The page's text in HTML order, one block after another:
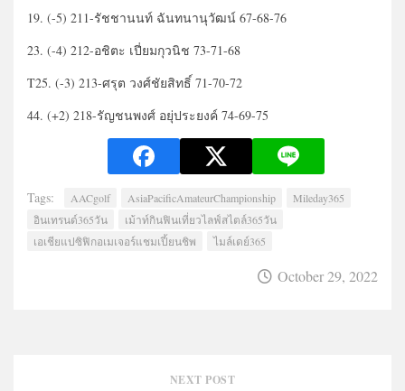
19. (-5) 211-รัชชานนท์ ฉันทนานุวัฒน์ 67-68-76
23. (-4) 212-อชิตะ เปี่ยมกุวนิช 73-71-68
T25. (-3) 213-ศรุต วงศ์ชัยสิทธิ์ 71-70-72
44. (+2) 218-รัญชนพงศ์ อยุ่ประยงค์ 74-69-75
Tags: AACgolf AsiaPacificAmateurChampionship
Mileday365
อินเทรนด์365วัน
เม้าท์กินฟินเที่ยวไลฟ์สไตล์365วัน
เอเชียแปซิฟิกอเมเจอร์แชมเปี้ยนชิพ
ไมล์เดย์365
October 29, 2022
NEXT POST